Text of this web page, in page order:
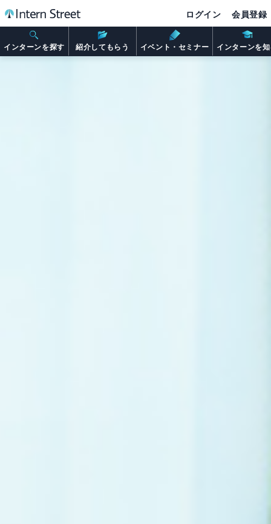
インターンを探す 紹介してもらう イベント・セミナー インターンを
ログイン 会員登録